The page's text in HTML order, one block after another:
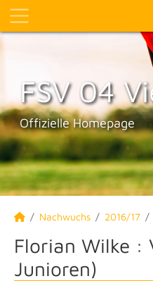
FSV 04
Offizielle Homepage
Nachwuchs 2016/17
Florian Wilke :
Junioren)